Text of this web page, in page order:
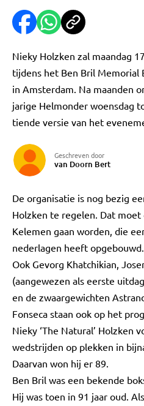
Nieky Holzken zal maandag
tijdens het Ben Bril Memorial
in Amsterdam. Na maanden
jarige Helmonder woensdag
tiende versie van het
Geschreven door
van Doorn Bert
De organisatie is nog bezig
Holzken te regelen. Dat moet
Kelemen gaan worden, die
nederlagen heeft opgebouwd.
Ook Gevorg Khatchikian,
(aangewezen als eerste
en de zwaargewichten
Fonseca staan ook op het
Nieky ‘The Natural’ Holzken
wedstrijden op plekken in
Daarvan won hij er 89.
Ben Bril was een bekende
Hij was toen in 91 jaar oud.